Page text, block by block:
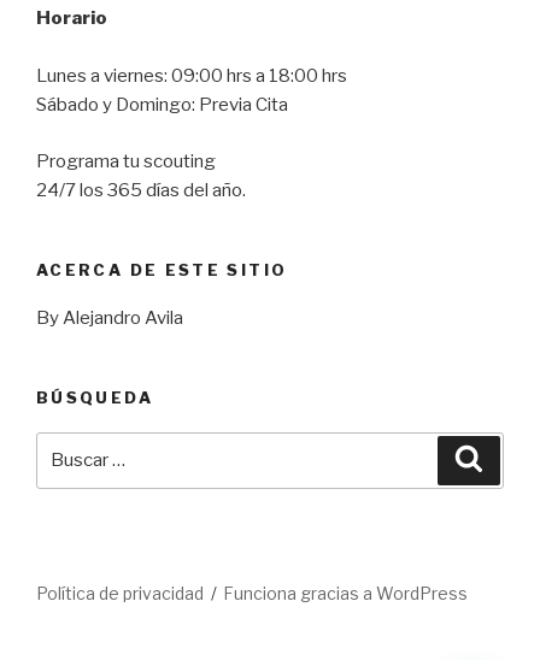
Horario
Lunes a viernes: 09:00 hrs a 18:00 hrs
Sábado y Domingo: Previa Cita
Programa tu scouting
24/7 los 365 días del año.
ACERCA DE ESTE SITIO
By Alejandro Avila
BÚSQUEDA
Política de privacidad Funciona gracias a WordPress